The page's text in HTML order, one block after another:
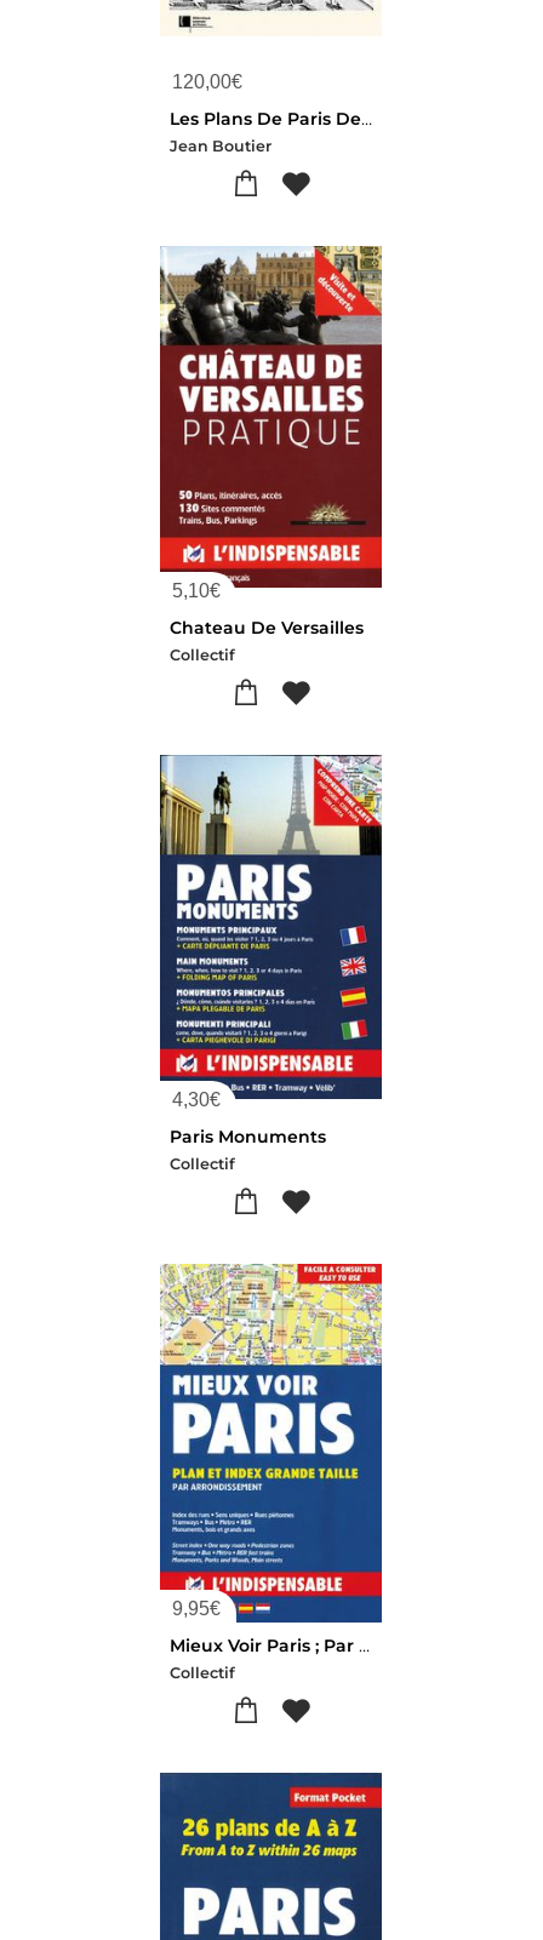
120,00€
Les Plans De Paris Des Origines (1493) A La Fin Du Xviii Siecle
Jean Boutier
5,10€
Chateau De Versailles
Collectif
4,30€
Paris Monuments
Collectif
9,95€
Mieux Voir Paris ; Par Arrondissement
Collectif